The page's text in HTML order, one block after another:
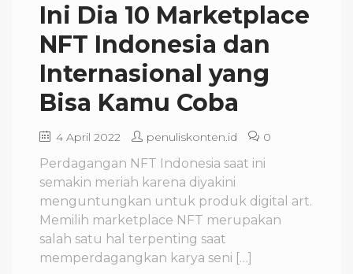
Ini Dia 10 Marketplace
NFT Indonesia dan
Internasional yang
Bisa Kamu Coba
4 April 2022 penuliskonten.id 0
Perdagangan NFT Indonesia saat ini
semakin meriah karena diyakini
menguntungkan untuk produk digital art.
Memilih marketplace NFT merupakan
salah satu hal terpenting saat
memperdagangkan karya seni […]